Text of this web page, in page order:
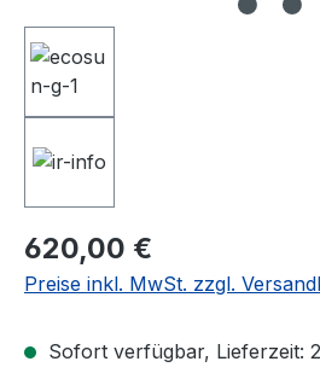
Regulärer Preis:
620,00 €
Preise inkl. MwSt. zzgl.
Sofort verfügbar, Lieferzeit: